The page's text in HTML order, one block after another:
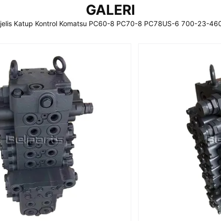
GALERI
Katup Kontrol Komatsu PC60-8 PC70-8 PC78US-6 700-23-